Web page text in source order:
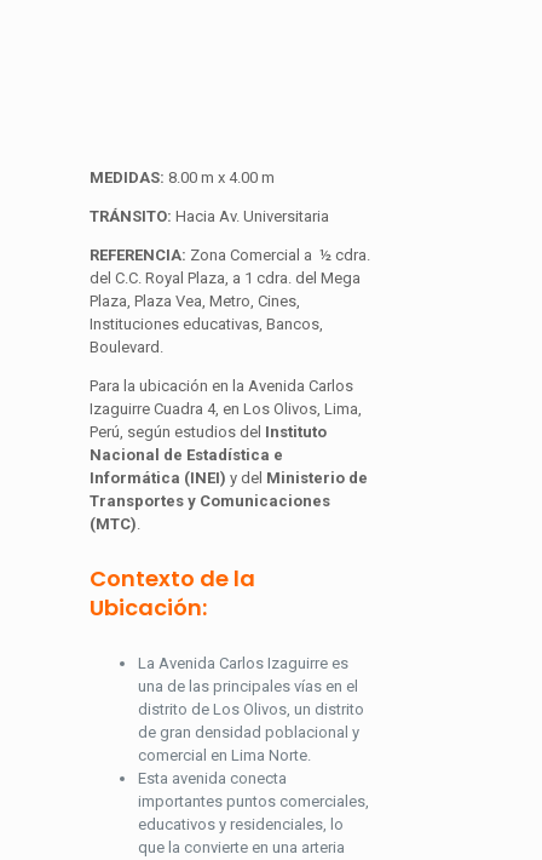
MEDIDAS: 8.00 m x 4.00 m
TRÁNSITO: Hacia Av. Universitaria
REFERENCIA: Zona Comercial a ½ cdra.
del C.C. Royal Plaza, a 1 cdra. del Mega
Plaza, Plaza Vea, Metro, Cines,
Instituciones educativas, Bancos,
Boulevard.
Para la ubicación en la Avenida Carlos
Izaguirre Cuadra 4, en Los Olivos, Lima,
Perú, según estudios del Instituto
Nacional de Estadística e
Informática (INEI) y del Ministerio de
Transportes y Comunicaciones
(MTC).
Contexto de la
Ubicación:
La Avenida Carlos Izaguirre es
una de las principales vías en el
distrito de Los Olivos, un distrito
de gran densidad poblacional y
comercial en Lima Norte.
Esta avenida conecta
importantes puntos comerciales,
educativos y residenciales, lo
que la convierte en una arteria